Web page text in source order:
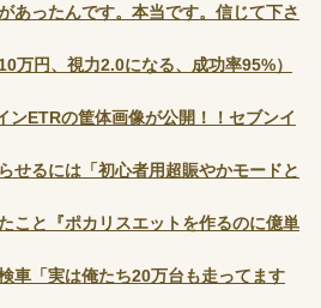
あったんです。本当です。信じて下さ
万円、視力2.0になる、成功率95%）
ンETRの筐体画像が公開！！セブンイ
せるには「初心者用超賑やかモードと
こと『ポカリスエットを作るのに億単
車「実は俺たち20万台も走ってます